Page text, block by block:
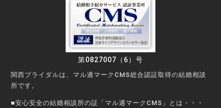
第0827007（6）号
関西ブライダルは、マル適マークCMS総合認証取得の結婚相談
所です。
■安心安全の結婚相談所の証「マル適マークCMS」とは・・・